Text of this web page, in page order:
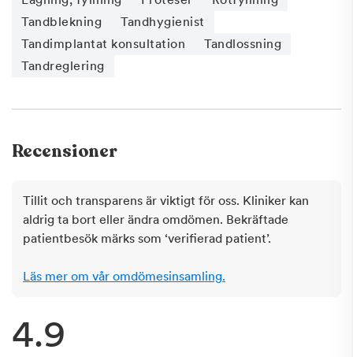
Tandblekning
Tandhygienist
Tandimplantat konsultation
Tandlossning
Tandreglering
Recensioner
Tillit och transparens är viktigt för oss. Kliniker kan
aldrig ta bort eller ändra omdömen. Bekräftade
patientbesök märks som ‘verifierad patient’.
Läs mer om vår omdömesinsamling.
4.9